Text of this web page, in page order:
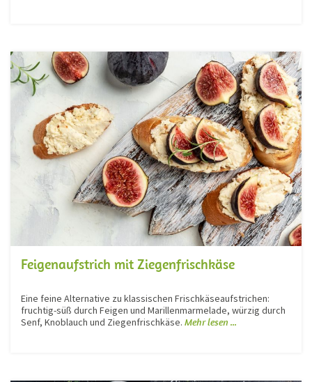
Feigenaufstrich mit Ziegenfrischkäse
Eine feine Alternative zu klassischen Frischkäseaufstrichen:
fruchtig-süß durch Feigen und Marillenmarmelade, würzig durch
Senf, Knoblauch und Ziegenfrischkäse. Mehr lesen ...